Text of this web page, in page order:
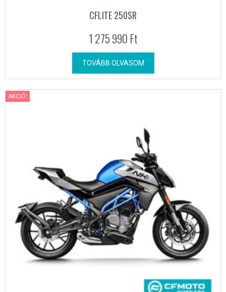
CFLITE 250SR
1 275 990 Ft
TOVÁBB OLVASOM
AKCIÓ!